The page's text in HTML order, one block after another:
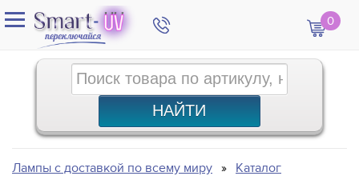
0
Лампы с доставкой по всему миру
Каталог